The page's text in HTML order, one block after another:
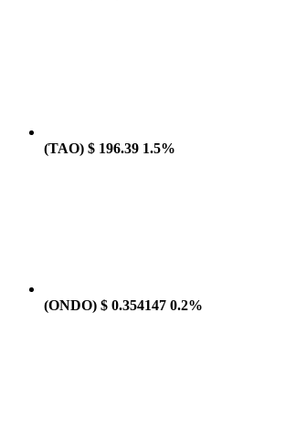
(TAO) $ 196.39 1.5%
(ONDO) $ 0.354147 0.2%